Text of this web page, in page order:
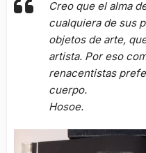
Creo que el alma
cualquiera de sus
objetos de arte,
artista. Por eso
renacentistas
cuerpo.
Hosoe.